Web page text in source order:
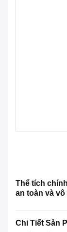
Thể tích
an toàn và
Chi Tiết Sản